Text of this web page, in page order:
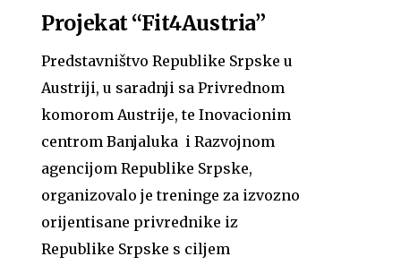
Projekat “Fit4Austria”
Predstavništvo Republike Srpske u
Austriji, u saradnji sa Privrednom
komorom Austrije, te Inovacionim
centrom Banjaluka i Razvojnom
agencijom Republike Srpske,
organizovalo je treninge za izvozno
orijentisane privrednike iz
Republike Srpske s ciljem